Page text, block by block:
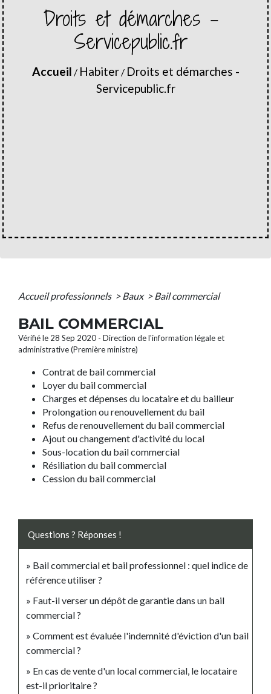
Droits et démarches -
Servicepublic.fr
Accueil / Habiter/ Droits et démarches -
Servicepublic.fr
Accueil professionnels > Baux > Bail commercial
BAIL COMMERCIAL
Vérifié le 28 Sep 2020 - Direction de l'information légale et
administrative (Première ministre)
Contrat de bail commercial
Loyer du bail commercial
Charges et dépenses du locataire et du bailleur
Prolongation ou renouvellement du bail
Refus de renouvellement du bail commercial
Ajout ou changement d'activité du local
Sous-location du bail commercial
Résiliation du bail commercial
Cession du bail commercial
Questions ? Réponses !
Bail commercial et bail professionnel : quel indice de
référence utiliser ?
Faut-il verser un dépôt de garantie dans un bail
commercial ?
Comment est évaluée l'indemnité d'éviction d'un bail
commercial ?
En cas de vente d'un local commercial, le locataire
est-il prioritaire ?